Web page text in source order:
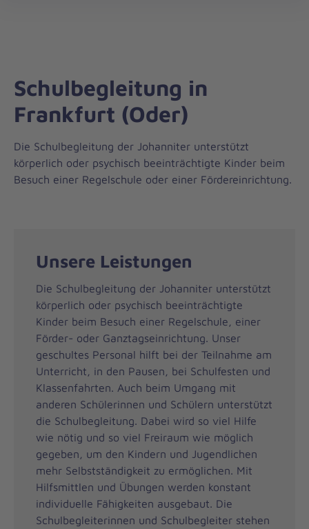
Schulbegleitung in
Frankfurt (Oder)
Die Schulbegleitung der Johanniter unterstützt
körperlich oder psychisch beeinträchtigte Kinder beim
Besuch einer Regelschule oder einer Fördereinrichtung.
Unsere Leistungen
Die Schulbegleitung der Johanniter unterstützt
körperlich oder psychisch beeinträchtigte
Kinder beim Besuch einer Regelschule, einer
Förder- oder Ganztagseinrichtung. Unser
geschultes Personal hilft bei der Teilnahme am
Unterricht, in den Pausen, bei Schulfesten und
Klassenfahrten. Auch beim Umgang mit
anderen Schülerinnen und Schülern unterstützt
die Schulbegleitung. Dabei wird so viel Hilfe
wie nötig und so viel Freiraum wie möglich
gegeben, um den Kindern und Jugendlichen
mehr Selbstständigkeit zu ermöglichen. Mit
Hilfsmittlen und Übungen werden konstant
individuelle Fähigkeiten ausgebaut. Die
Schulbegleiterinnen und Schulbegleiter stehen